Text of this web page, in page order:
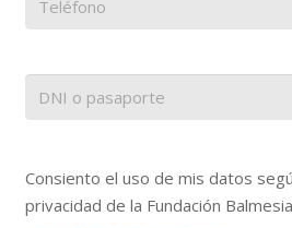
Consiento el uso de mis datos
privacidad de la Fundación